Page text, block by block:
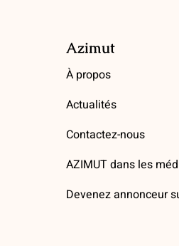
Azimut
À propos
Actualités
Contactez-nous
AZIMUT dans les
Devenez annonceur